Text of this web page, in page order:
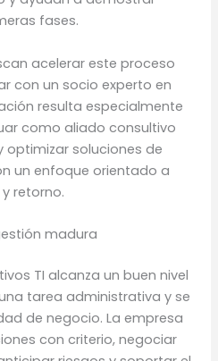
fases.
acelerar este proceso
con un socio experto en
resulta especialmente
como aliado consultivo
optimizar soluciones de
un enfoque orientado a
retorno.
madura
TI alcanza un buen nivel
tarea administrativa y se
de negocio. La empresa
con criterio, negociar